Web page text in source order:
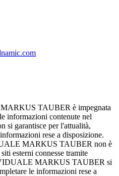
TAUBER è impegnata
informazioni contenute nel
si garantisce per l'attualità,
rese a disposizione.
MARKUS TAUBER non è
esterni connesse tramite
MARKUS TAUBER si
le informazioni rese a